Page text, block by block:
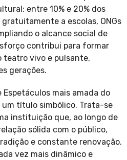
entre 10% e 20% dos
a escolas, ONGs
o alcance social de
contribui para formar
teatro vivo e pulsante,
gerações.
Espetáculos mais amada do
um título simbólico. Trata-se
instituição que, ao longo de
sólida com o público,
e constante renovação.
vez mais dinâmico e